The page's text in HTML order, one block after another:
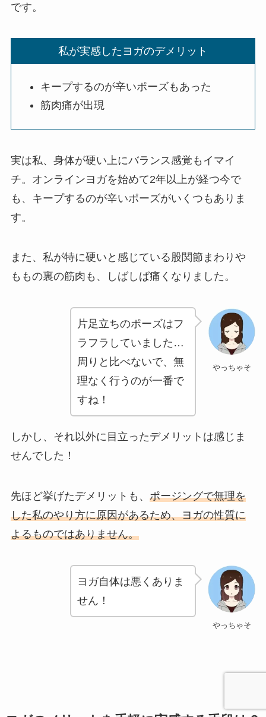
です。
私が実感したヨガのデメリット
キープするのが辛いポーズもあった
筋肉痛が出現
実は私、身体が硬い上にバランス感覚もイマイ
チ。オンラインヨガを始めて2年以上が経つ今で
も、キープするのが辛いポーズがいくつもありま
す。
また、私が特に硬いと感じている股関節まわりや
ももの裏の筋肉も、しばしば痛くなりました。
やっちゃそ
片足立ちのポーズはフ
ラフラしていました…
周りと比べないで、無
理なく行うのが一番で
すね！
しかし、それ以外に目立ったデメリットは感じま
せんでした！
先ほど挙げたデメリットも、 ポージングで無理を
した私のやり方に原因があるため、ヨガの性質に
よるものではありません。
やっちゃそ
ヨガ自体は悪くありま
せん！